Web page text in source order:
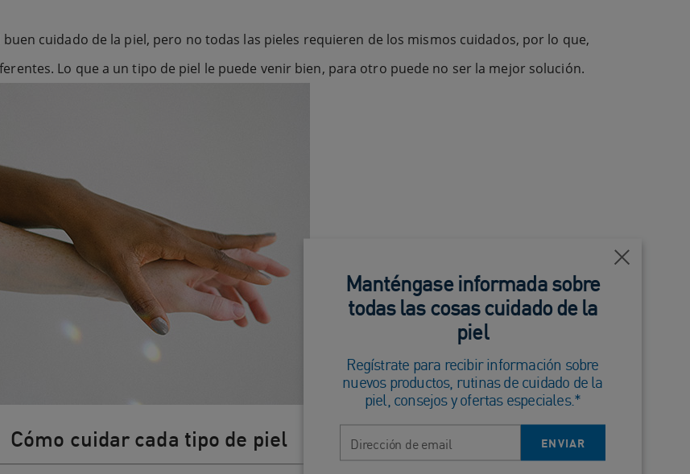
buen cuidado de la piel, pero no todas las pieles requieren de los mismos cuidados, por lo que,
Lo que a un tipo de piel le puede venir bien, para otro puede no ser la mejor solución.
Cómo cuidar cada tipo de piel
Cerca
Manténgase informada sobre
todas las cosas cuidado de la
piel
Regístrate para recibir información sobre
nuevos productos, rutinas de cuidado de la
piel, consejos y ofertas especiales.*
ENVIAR